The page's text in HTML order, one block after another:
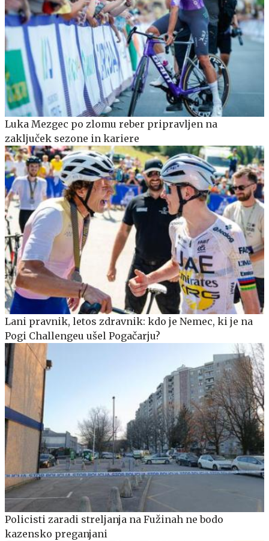
Luka Mezgec po zlomu reber pripravljen na
zaključek sezone in kariere
Lani pravnik, letos zdravnik: kdo je Nemec, ki je na
Pogi Challengeu ušel Pogačarju?
Policisti zaradi streljanja na Fužinah ne bodo
kazensko preganjani